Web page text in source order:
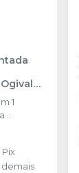
1
Pix
demais